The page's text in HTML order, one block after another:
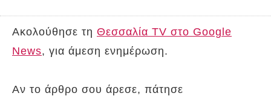
Ακολούθησε τη Θεσσαλία TV στο Google
News, για άμεση ενημέρωση.
Αν το άρθρο σου άρεσε, πάτησε